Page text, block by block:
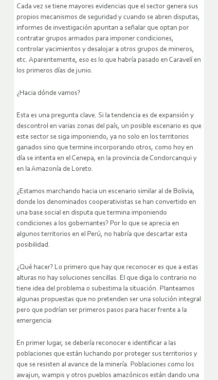
Cada vez se tiene mayores evidencias que el sector genera sus
propios mecanismos de seguridad y cuando se abren disputas,
informes de investigación apuntan a señalar que optan por
contratar grupos armados para imponer condiciones,
controlar yacimientos y desalojar a otros grupos de mineros,
etc. Aparentemente, eso es lo que habría pasado en Caravelí en
los primeros días de junio.
¿Hacia dónde vamos?
Esta es una pregunta clave. Si la tendencia es de expansión y
descontrol en varias zonas del país, un posible escenario es que
este sector se siga imponiendo, ya no solo en los territorios
ganados sino que termine incorporando otros, como hoy en
día se intenta en el Cenepa, en la provincia de Condorcanqui y
en la Amazonía de Loreto.
¿Estamos marchando hacia un escenario similar al de Bolivia,
donde los denominados cooperativistas se han convertido en
una base social en disputa que termina imponiendo
condiciones a los gobernantes? Por lo que se aprecia en
algunos territorios en el Perú, no habría que descartar esta
posibilidad.
¿Qué hacer? Lo primero que hay que reconocer es que a estas
alturas no hay soluciones sencillas. El que diga lo contrario no
tiene idea del problema o subestima la situación. Planteamos
algunas propuestas que no pretenden ser una solución integral
pero que podrían ser primeros pasos para hacer frente a la
emergencia:
En primer lugar, se debería reconocer e identificar a las
poblaciones que están luchando por proteger sus territorios y
que se resisten al avance de la minería. Poblaciones como los
awajun, wampis y otros pueblos amazónicos están dando una